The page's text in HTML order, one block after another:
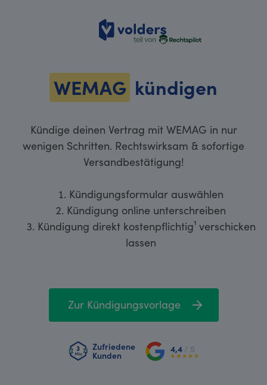
volders
WEMAG kündigen
Kündige deinen Vertrag mit WEMAG in nur
wenigen Schritten. Rechtswirksam & sofortige
Versandbestätigung!
Kündigungsformular auswählen
Kündigung online unterschreiben
Kündigung direkt kostenpflichtig¹ verschicken
lassen
Zur Kündigungsvorlage
Zufriedene
Kunden
4,4 / 5